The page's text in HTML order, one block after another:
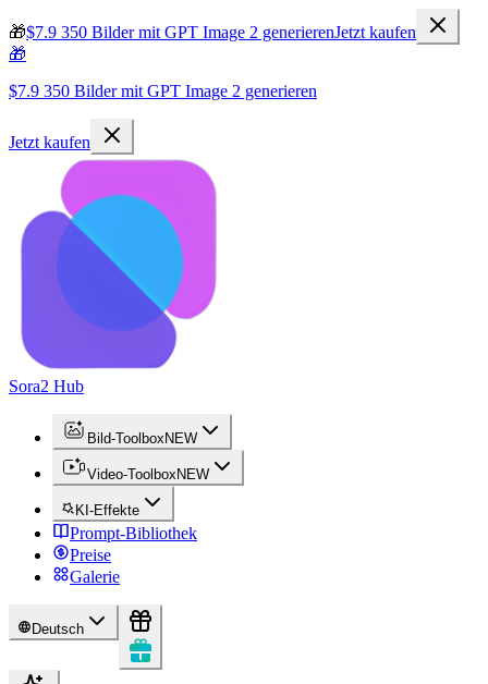
🎁$7.9 350 Bilder mit GPT Image 2 generierenJetzt kaufen
🎁
$7.9 350 Bilder mit GPT Image 2 generieren
Jetzt kaufen
Sora2 Hub
Bild-Toolbox NEW
Video-Toolbox NEW
KI-Effekte
Prompt-Bibliothek
Preise
Galerie
Deutsch